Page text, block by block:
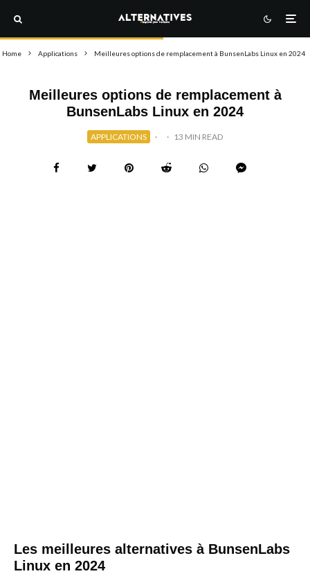
Home Applications Meilleures options de remplacement à BunsenLabs Linux en 2024
Meilleures options de remplacement à
BunsenLabs Linux en 2024
APPLICATIONS · · 13 MIN READ
Les meilleures alternatives à BunsenLabs
Linux en 2024